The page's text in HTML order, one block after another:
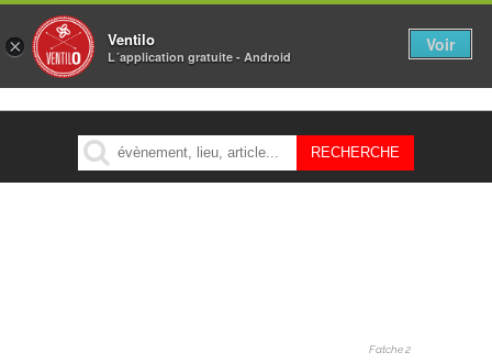
MENU
Fatche 2
× Ventilo
L´application gratuite - Android
Voir